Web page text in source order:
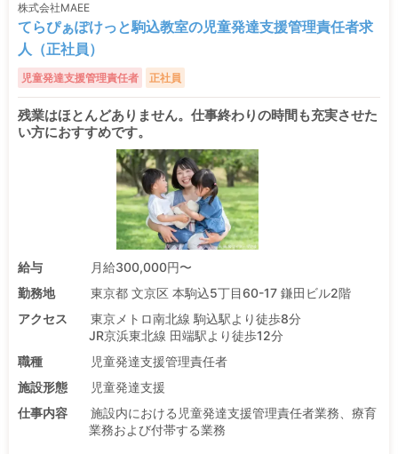
株式会社MAEE
てらぴぁぽけっと駒込教室の児童発達支援管理責任者求
人（正社員）
児童発達支援管理責任者 正社員
残業はほとんどありません。仕事終わりの時間も充実させた
い方におすすめです。
給与
月給300,000円〜
勤務地
東京都 文京区 本駒込5丁目60-17 鎌田ビル2階
アクセス
東京メトロ南北線 駒込駅より徒歩8分
JR京浜東北線 田端駅より徒歩12分
職種
児童発達支援管理責任者
施設形態
児童発達支援
仕事内容
施設内における児童発達支援管理責任者業務、療育
業務および付帯する業務